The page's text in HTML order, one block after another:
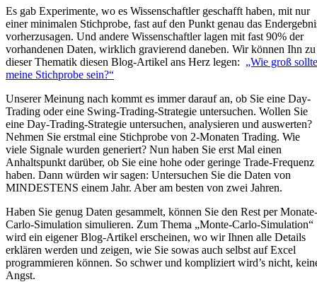
Es gab Experimente, wo es Wissenschaftler geschafft haben, mit nur
einer minimalen Stichprobe, fast auf den Punkt genau das
vorherzusagen. Und andere Wissenschaftler lagen mit fast 90% der
vorhandenen Daten, wirklich gravierend daneben. Wir können Ihn zu
dieser Thematik diesen Blog-Artikel ans Herz legen: „Wie groß sollte
meine Stichprobe sein?“
Unserer Meinung nach kommt es immer darauf an, ob Sie eine Day-
Trading oder eine Swing-Trading-Strategie untersuchen. Wollen Sie
eine Day-Trading-Strategie untersuchen, analysieren und auswerten?
Nehmen Sie erstmal eine Stichprobe von 2-Monaten Trading. Wie
viele Signale wurden generiert? Nun haben Sie erst Mal einen
Anhaltspunkt darüber, ob Sie eine hohe oder geringe Trade-Frequenz
haben. Dann würden wir sagen: Untersuchen Sie die Daten von
MINDESTENS einem Jahr. Aber am besten von zwei Jahren.
Haben Sie genug Daten gesammelt, können Sie den Rest per Monate-
Carlo-Simulation simulieren. Zum Thema „Monte-Carlo-Simulation“
wird ein eigener Blog-Artikel erscheinen, wo wir Ihnen alle Details
erklären werden und zeigen, wie Sie sowas auch selbst auf Excel
programmieren können. So schwer und kompliziert wird’s nicht,
Angst.